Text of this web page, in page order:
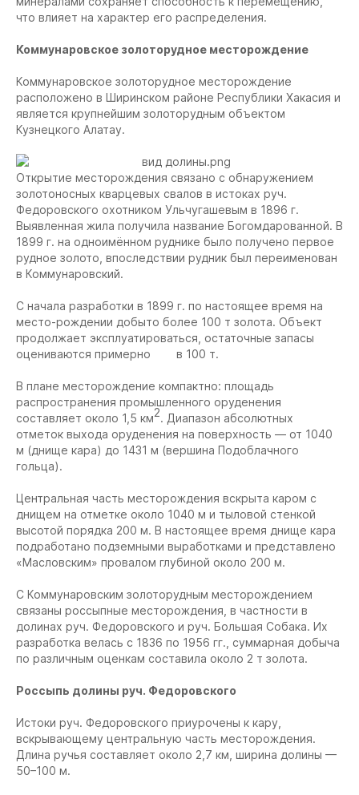
что влияет на характер его распределения.
Коммунаровское золоторудное месторождение
Коммунаровское золоторудное месторождение
расположено в Ширинском районе Республики Хакасия и
является крупнейшим золоторудным объектом
Кузнецкого Алатау.
Открытие месторождения связано с обнаружением
золотоносных кварцевых свалов в истоках руч.
Федоровского охотником Ульчугашевым в 1896 г.
Выявленная жила получила название Богомдарованной. В
1899 г. на одноимённом руднике было получено первое
рудное золото, впоследствии рудник был переименован
в Коммунаровский.
С начала разработки в 1899 г. по настоящее время на
место-рождении добыто более 100 т золота. Объект
продолжает эксплуатироваться, остаточные запасы
оцениваются примерно в 100 т.
В плане месторождение компактно: площадь
распространения промышленного оруденения
составляет около 1,5 км2. Диапазон абсолютных
отметок выхода оруденения на поверхность — от 1040
м (днище кара) до 1431 м (вершина Подоблачного
гольца).
Центральная часть месторождения вскрыта каром с
днищем на отметке около 1040 м и тыловой стенкой
высотой порядка 200 м. В настоящее время днище кара
подработано подземными выработками и представлено
«Масловским» провалом глубиной около 200 м.
С Коммунаровским золоторудным месторождением
связаны россыпные месторождения, в частности в
долинах руч. Федоровского и руч. Большая Собака. Их
разработка велась с 1836 по 1956 гг., суммарная добыча
по различным оценкам составила около 2 т золота.
Россыпь долины руч. Федоровского
Истоки руч. Федоровского приурочены к кару,
вскрывающему центральную часть месторождения.
Длина ручья составляет около 2,7 км, ширина долины —
50–100 м.